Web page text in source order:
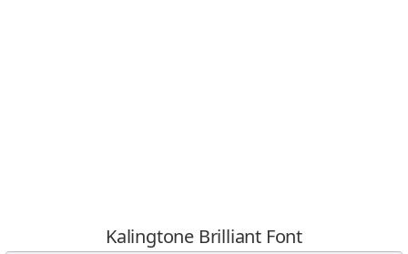
Kalingtone Brilliant Font